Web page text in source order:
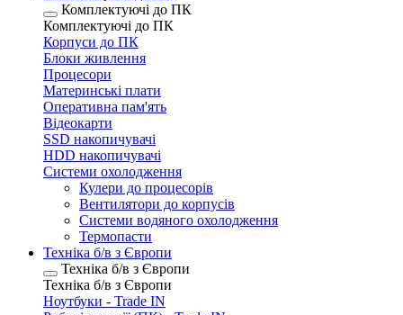
Комплектуючі до ПК
Комплектуючі до ПК
Корпуси до ПК
Блоки живлення
Процесори
Материнські плати
Оперативна пам'ять
Відеокарти
SSD накопичувачі
HDD накопичувачі
Системи охолодження
Кулери до процесорів
Вентилятори до корпусів
Системи водяного охолодження
Термопасти
Техніка б/в з Європи
Техніка б/в з Європи
Техніка б/в з Європи
Ноутбуки - Trade IN